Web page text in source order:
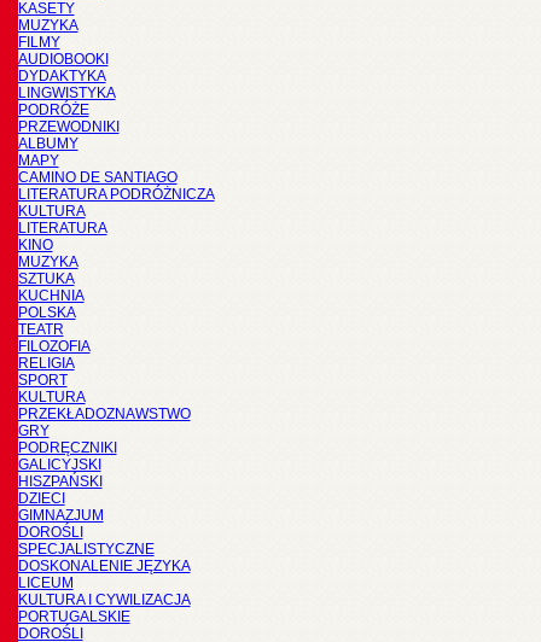
KASETY
MUZYKA
FILMY
AUDIOBOOKI
DYDAKTYKA
LINGWISTYKA
PODRÓŻE
PRZEWODNIKI
ALBUMY
MAPY
CAMINO DE SANTIAGO
LITERATURA PODRÓŻNICZA
KULTURA
LITERATURA
KINO
MUZYKA
SZTUKA
KUCHNIA
POLSKA
TEATR
FILOZOFIA
RELIGIA
SPORT
KULTURA
PRZEKŁADOZNAWSTWO
GRY
PODRĘCZNIKI
GALICYJSKI
HISZPAŃSKI
DZIECI
GIMNAZJUM
DOROŚLI
SPECJALISTYCZNE
DOSKONALENIE JĘZYKA
LICEUM
KULTURA I CYWILIZACJA
PORTUGALSKIE
DOROŚLI